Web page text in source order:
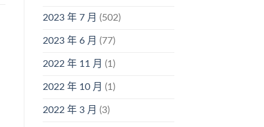
2023 年 7 月 (502)
2023 年 6 月 (77)
2022 年 11 月 (1)
2022 年 10 月 (1)
2022 年 3 月 (3)